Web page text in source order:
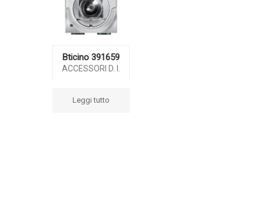
Bticino 391659
ACCESSORI D. I.
Leggi tutto